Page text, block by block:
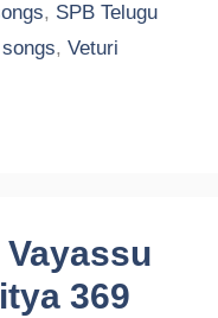
, SPB Telugu
, Veturi
369